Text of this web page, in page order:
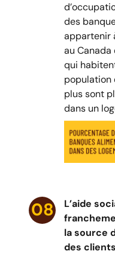
des
appartenir
au Canada
qui
population
plus sont
dans un
08
L’aide
la source
des